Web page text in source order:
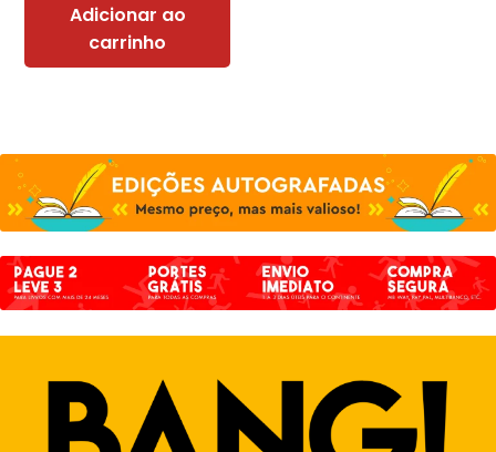
Adicionar ao
carrinho